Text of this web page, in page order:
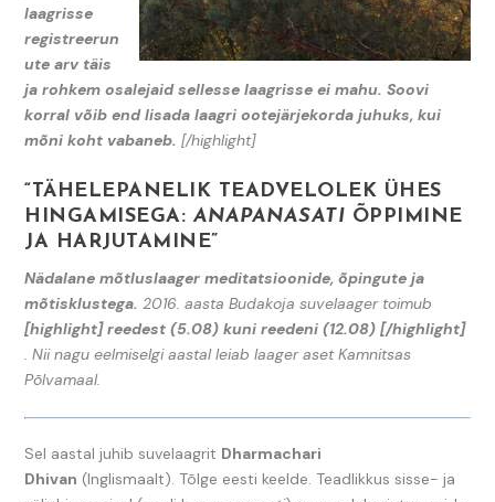
laagrisse
registreerun
ute arv täis
ja rohkem osalejaid sellesse laagrisse ei mahu. Soovi
korral võib end lisada laagri ootejärjekorda juhuks, kui
mõni koht vabaneb. [/highlight]
“TÄHELEPANELIK TEADVELOLEK ÜHES
HINGAMISEGA: ANAPANASATI ÕPPIMINE
JA HARJUTAMINE”
Nädalane mõtluslaager meditatsioonide, õpingute ja
mõtisklustega. 2016. aasta Budakoja suvelaager toimub
[highlight] reedest (5.08) kuni reedeni (12.08) [/highlight]
. Nii nagu eelmiselgi aastal leiab laager aset Kamnitsas
Põlvamaal.
Sel aastal juhib suvelaagrit Dharmachari
Dhivan (Inglismaalt). Tõlge eesti keelde. Teadlikkus sisse- ja